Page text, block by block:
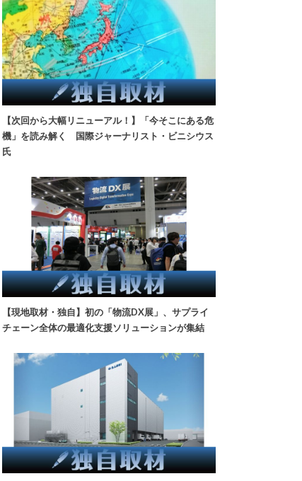
【次回から大幅リニューアル！】「今そこにある危
機」を読み解く 国際ジャーナリスト・ビニシウス
氏
【現地取材・独自】初の「物流DX展」、サプライ
チェーン全体の最適化支援ソリューションが集結